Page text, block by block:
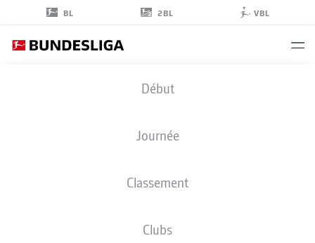
BL 2BL VBL
Début
Journée
Classement
Clubs